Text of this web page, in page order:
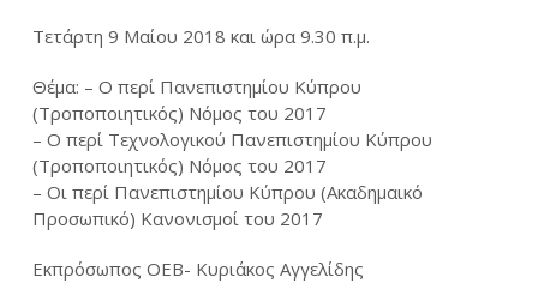
Τετάρτη 9 Μαίου 2018 και ώρα 9.30 π.μ.
Θέμα: – Ο περί Πανεπιστημίου Κύπρου
(Τροποποιητικός) Νόμος του 2017
– Ο περί Τεχνολογικού Πανεπιστημίου Κύπρου
(Τροποποιητικός) Νόμος του 2017
– Οι περί Πανεπιστημίου Κύπρου (Ακαδημαικό
Προσωπικό) Κανονισμοί του 2017
Εκπρόσωπος ΟΕΒ- Kυριάκος Αγγελίδης